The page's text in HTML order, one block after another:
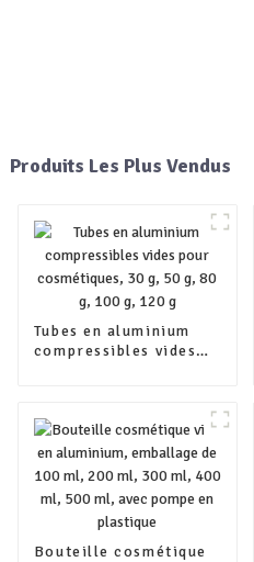
Produits Les Plus Vendus
Tubes en aluminium
compressibles vides
Bouteille cosmétique